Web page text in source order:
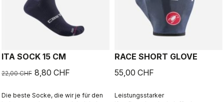
ITA SOCK 15 CM
22,00 CHF 8,80 CHF
Die beste Socke, die wir je für den
RACE SHORT GLOVE
55,00 CHF
Leistungsstarker